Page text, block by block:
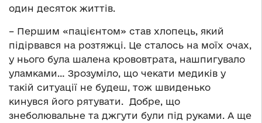
один десяток життів.
– Першим «пацієнтом» став хлопець, який
підірвався на розтяжці. Це сталось на моїх очах,
у нього була шалена крововтрата, нашпигувало
уламками… Зрозуміло, що чекати медиків у
такій ситуації не будеш, тож швиденько
кинувся його рятувати. Добре, що
знеболювальне та джгути були під руками. А ще